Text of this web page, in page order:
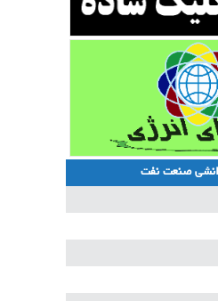
صنعت نفت